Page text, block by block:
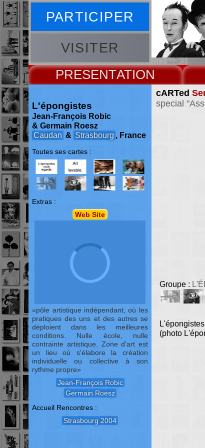
PARTICIPER
VISITER
PRESENT
cARTed
special
Groupe :
(photo
L'épongistes
Jean-François Robic
& Germain Roesz
Caudan & Strasbourg , France
Toutes ses cartes :
Extras :
Web Site
pôle artistique indépendant, où les
pratiques des uns et des autres se
déploient dans les meilleures
conditions. Nulle école, nulle
contrainte artistique. Zone d'art est
un lieu où s'élabore la création
individuelle ou collective à son
rythme propre
Jean-François Robic
Germain Roesz
Accueil Rencontres :
Strasbourg 2004